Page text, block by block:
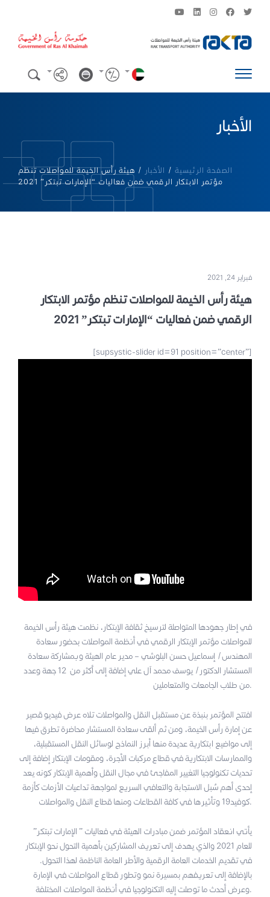
الأخبار
الصفحة الرئيسية / الأخبار / هيئة رأس الخيمة للمواصلات تنظم
مؤتمر الابتكار الرقمي ضمن فعاليات “الإمارات تبتكر” 2021
فبراير 24, 2021
هيئة رأس الخيمة للمواصلات تنظم مؤتمر الابتكار
الرقمي ضمن فعاليات “الإمارات تبتكر” 2021
[supsystic-slider id=91 position=”center”]
في إطار جهودها المتواصلة لترسيخ ثقافة الإبتكار، نظمت هيئة رأس الخيمة
للمواصلات مؤتمر الإبتكار الرقمي في أنظمة المواصلات بحضور سعادة
المهندس/ إسماعيل حسن البلوشي – مدير عام الهيئة وبمشاركة سعادة
المستشار الدكتور/ يوسف محمد اَل علي إضافة إلى أكثر من 12 جهة وعدد
من طلاب الجامعات والمتعاملين.
افتتح المؤتمر بنبذة عن مستقبل النقل والمواصلات تلاه عرض فيديو قصير
عن إمارة رأس الخيمة، ومن ثم ألقى سعادة المستشار محاضرة تطرق فيها
إلى مواضيع ابتكارية عديدة منها أبرز النماذج لوسائل النقل المستقبلية،
والممارسات الابتكارية في قطاع مركبات الأجرة، ومقومات الإبتكار إضافة إلى
تحديات تكنولوجيا التغيير المفاجئ في مجال النقل وأهمية الإبتكار كونه يعد
إحدى أهم سُبل الاستجابة والتعافي السريع لمواجهة تداعيات الأزمات كأزمة
كوفيد19 وتأثيرها في كافة القطاعات ومنها قطاع النقل والمواصلات.
يأتي انعقاد المؤتمر ضمن مبادرات الهيئة في فعاليات ” الإمارات تبتكر”
للعام 2021 والذي يهدف إلى تعريف المشاركين بأهمية التحول نحو الإبتكار
في تقديم الخدمات العامة الرقمية والأطر العامة الناظمة لهذا التحول.
بالإضافة إلى تعريفهم بمسيرة نمو وتطور قطاع المواصلات في الإمارة
وعرض أحدث ما توصلت إليه التكنولوجيا في أنظمة المواصلات المختلفة.